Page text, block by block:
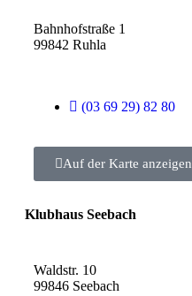
Bahnhofstraße 1
99842 Ruhla
(03 69 29) 82 80
Auf der Karte anzeigen
Klubhaus Seebach
Waldstr. 10
99846 Seebach